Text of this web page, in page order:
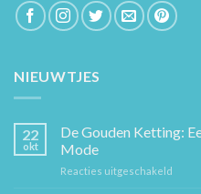
NIEUWTJES
22
okt
De Gouden Ketting:
Mode
Reacties uitgeschakeld